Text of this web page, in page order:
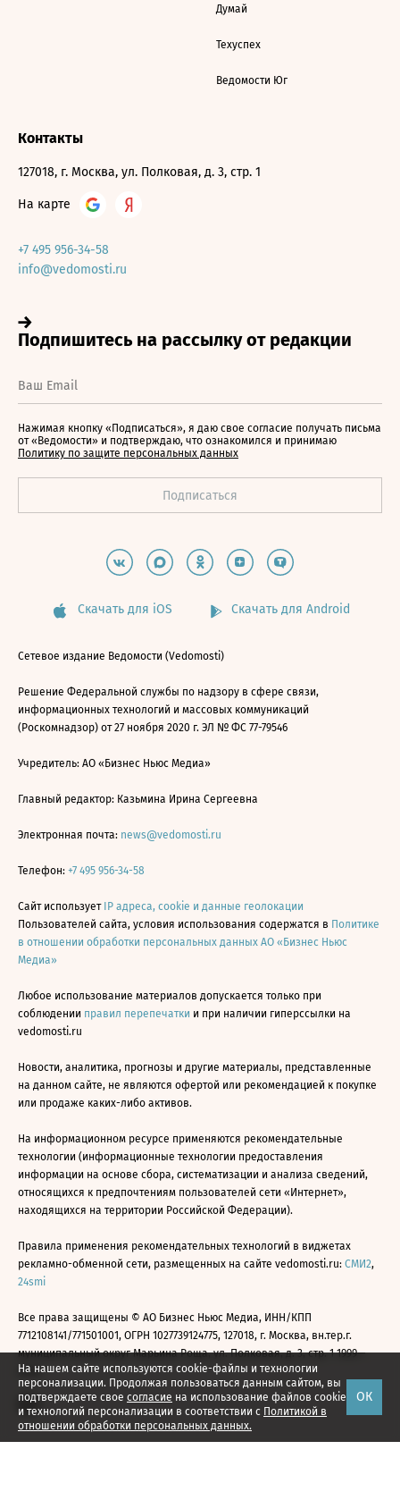
На нашем сайте используются cookie-файлы и технологии
персонализации. Продолжая пользоваться данным сайтом, вы
подтверждаете свое согласие на использование файлов cookie
и технологий персонализации в соответствии с Политикой в
отношении обработки персональных данных.
ОК
Думай
Техуспех
Ведомости Юг
Контакты
127018, г. Москва, ул. Полковая, д. 3, стр. 1
На карте
+7 495 956-34-58
info@vedomosti.ru
Нажимая кнопку «Подписаться», я даю свое согласие получать письма
от «Ведомости» и подтверждаю, что ознакомился и принимаю
Политику по защите персональных данных
Скачать для iOS Скачать для Android
Сетевое издание Ведомости (Vedomosti)
Решение Федеральной службы по надзору в сфере связи,
информационных технологий и массовых коммуникаций
(Роскомнадзор) от 27 ноября 2020 г. ЭЛ № ФС 77-79546
Учредитель: АО «Бизнес Ньюс Медиа»
Главный редактор: Казьмина Ирина Сергеевна
Электронная почта: news@vedomosti.ru
Телефон: +7 495 956-34-58
Сайт использует IP адреса, cookie и данные геолокации
Пользователей сайта, условия использования содержатся в Политике
в отношении обработки персональных данных АО «Бизнес Ньюс
Медиа»
Любое использование материалов допускается только при
соблюдении правил перепечатки и при наличии гиперссылки на
vedomosti.ru
Новости, аналитика, прогнозы и другие материалы, представленные
на данном сайте, не являются офертой или рекомендацией к покупке
или продаже каких-либо активов.
На информационном ресурсе применяются рекомендательные
технологии (информационные технологии предоставления
информации на основе сбора, систематизации и анализа сведений,
относящихся к предпочтениям пользователей сети «Интернет»,
находящихся на территории Российской Федерации).
Правила применения рекомендательных технологий в виджетах
рекламно-обменной сети, размещенных на сайте vedomosti.ru: СМИ2,
24smi
Все права защищены © АО Бизнес Ньюс Медиа, ИНН/КПП
7712108141/771501001, ОГРН 1027739124775, 127018, г. Москва, вн.тер.г.
муниципальный округ Марьина Роща, ул. Полковая, д. 3, стр. 1 1999—
2026